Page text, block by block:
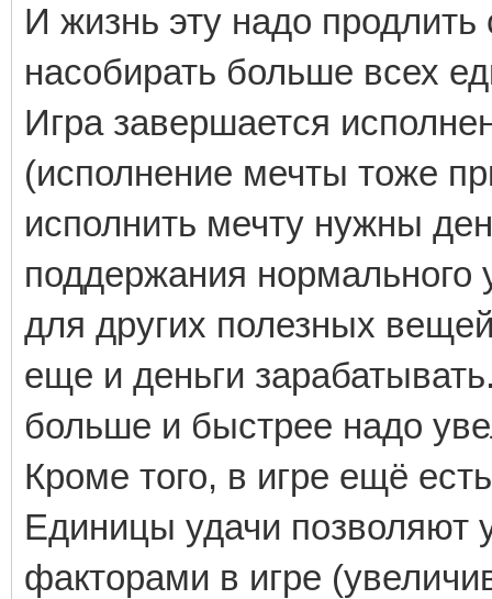
И жизнь эту надо
насобирать больше всех
Игра завершается
(исполнение мечты тоже
исполнить мечту нужны
поддержания нормального
для других полезных
еще и деньги
больше и быстрее надо
Кроме того, в игре ещё
Единицы удачи позволяют
факторами в игре